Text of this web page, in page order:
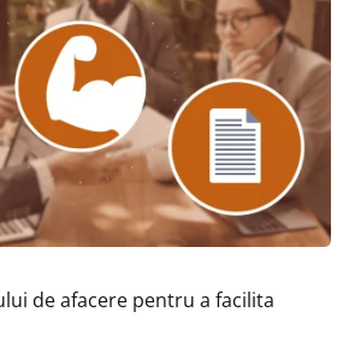
de afacere pentru a facilita